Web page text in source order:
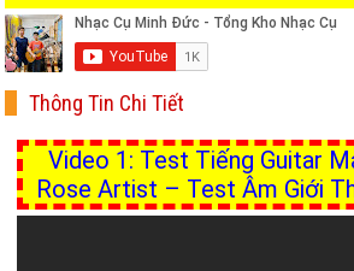
Thông Tin Chi Tiết
Video 1: Test Tiếng Guitar
Rose Artist – Test Âm Giới